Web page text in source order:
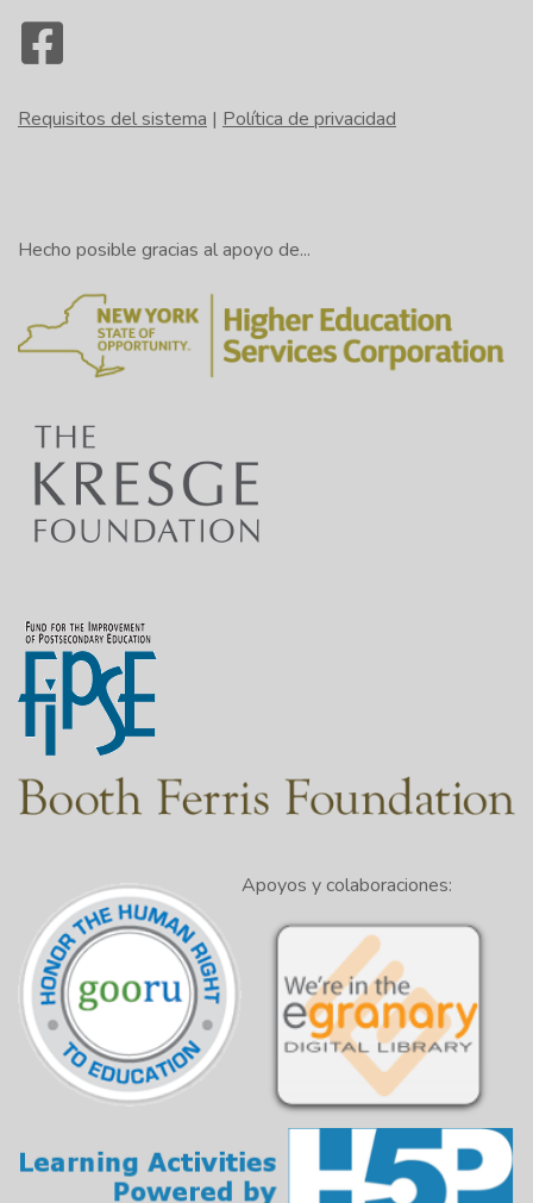
Requisitos del sistema | Política de privacidad
Hecho posible gracias al apoyo de...
Apoyos y colaboraciones: